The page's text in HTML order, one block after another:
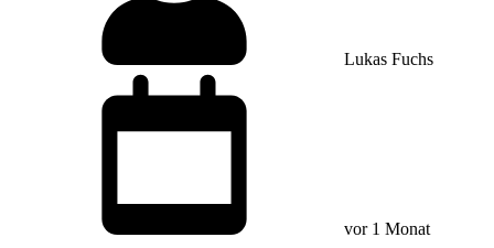
Lukas Fuchs
vor 1 Monat